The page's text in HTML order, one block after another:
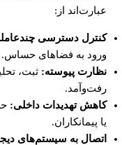
عبارت‌اند از:
کنترل دسترسی
ورود به فضاهای حساس.
نظارت پیوسته: ثبت،
رفت‌وآمد.
کاهش تهدیدات داخلی:
یا پیمانکاران.
اتصال به سیستم‌های